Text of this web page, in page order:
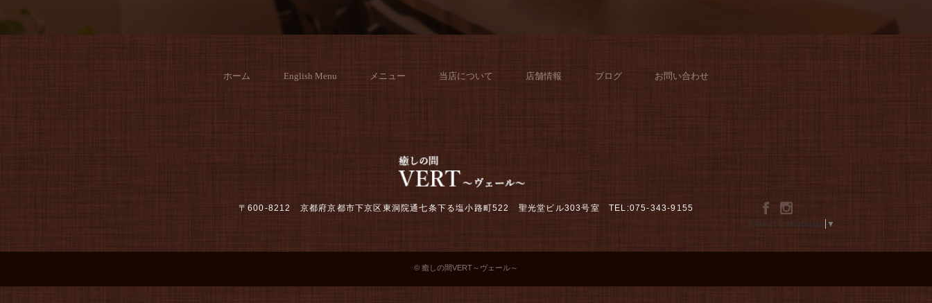
ホーム English Menu メニュー 当店について 店舗情報 ブログ お問い合わせ
〒600-8212 京都府京都市下京区東洞院通七条下る塩小路町522 聖光堂ビル303号室 TEL:075-343-9155
Select Language ▼
© 癒しの間VERT～ヴェール～